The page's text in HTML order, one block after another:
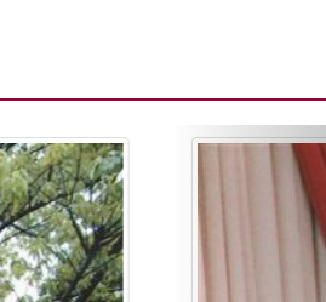
Next